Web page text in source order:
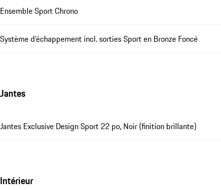
Ensemble Sport Chrono
Système d’échappement incl. sorties Sport en Bronze Foncé
Jantes
Jantes Exclusive Design Sport 22 po, Noir (finition brillante)
Intérieur